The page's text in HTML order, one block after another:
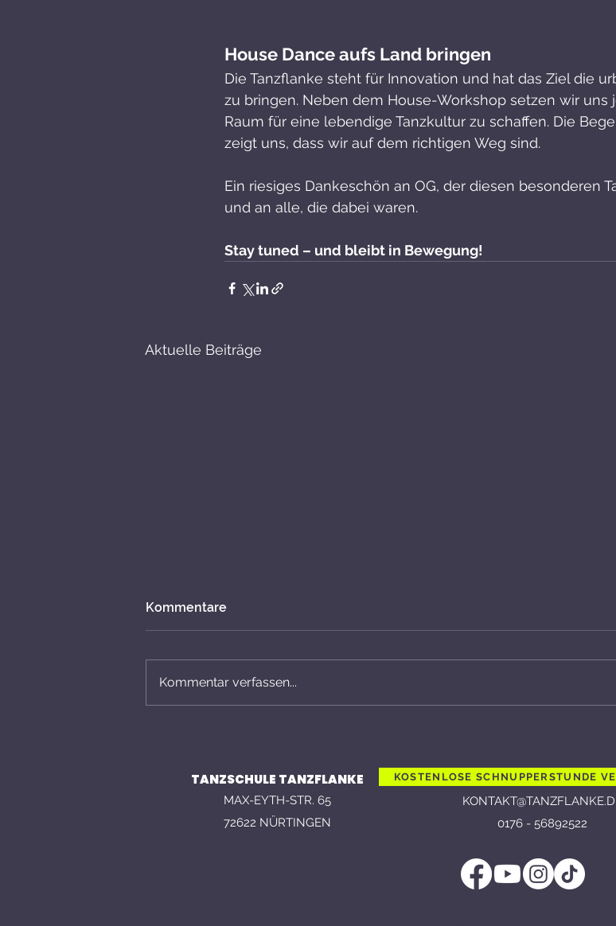
House Dance aufs Land bringen
Die Tanzflanke steht für Innovation und hat das Ziel die
zu bringen. Neben dem House-Workshop setzen wir uns
Raum für eine lebendige Tanzkultur zu schaffen. Die
zeigt uns, dass wir auf dem richtigen Weg sind.
Ein riesiges Dankeschön an OG, der diesen besonderen
und an alle, die dabei waren.
Stay tuned – und bleibt in Bewegung!
Aktuelle Beiträge
Mitgliedern
Kommentare
Kommentar verfassen...
TANZSCHULE TANZFLANKE
MAX-EYTH-STR. 65
72622 NÜRTINGEN
0176 - 56892522
KOSTENLOSE SCHNUPPERSTUNDE